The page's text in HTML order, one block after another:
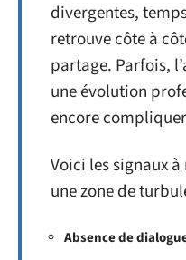
divergentes,
retrouve côte à
partage. Parfois,
une évolution
encore
Voici les signaux
une zone de
Absence de